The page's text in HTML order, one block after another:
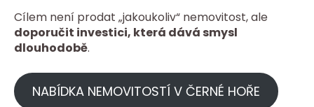
Cílem není prodat „jakoukoliv“ nemovitost, ale
doporučit investici, která dává smysl
dlouhodobě.
NABÍDKA NEMOVITOSTÍ V ČERNÉ HOŘE